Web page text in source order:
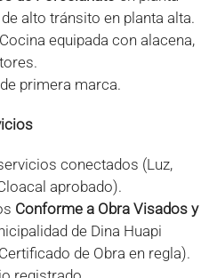
alto tránsito en planta alta.
Cocina equipada con alacena,
primera marca.
conectados (Luz,
aprobado).
Conforme a Obra Visados y
de Dina Huapi
de Obra en regla).